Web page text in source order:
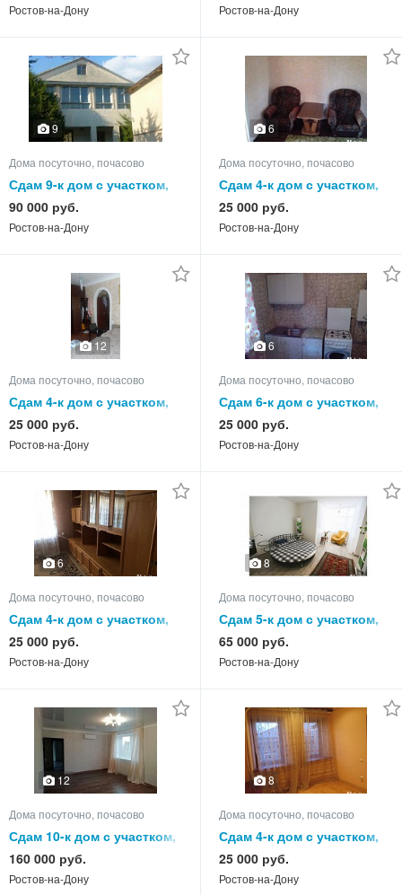
Ростов-на-Дону Ростов-на-Дону
9
Дома посуточно, почасово
Сдам 9-к дом с участком,
220.0 кв.м, этажей 2
90 000 руб.
Ростов-на-Дону
6
Дома посуточно, почасово
Сдам 4-к дом с участком,
75.0 кв.м, этажей 1
25 000 руб.
Ростов-на-Дону
12
Дома посуточно, почасово
Сдам 4-к дом с участком,
55.0 кв.м, этажей 1
25 000 руб.
Ростов-на-Дону
6
Дома посуточно, почасово
Сдам 6-к дом с участком,
75.0 кв.м, этажей 1
25 000 руб.
Ростов-на-Дону
6
Дома посуточно, почасово
Сдам 4-к дом с участком,
60.0 кв.м, этажей 1
25 000 руб.
Ростов-на-Дону
8
Дома посуточно, почасово
Сдам 5-к дом с участком,
178.0 кв.м, этажей 3
65 000 руб.
Ростов-на-Дону
12
Дома посуточно, почасово
Сдам 10-к дом с участком,
260.0 кв.м, этажей 3
160 000 руб.
Ростов-на-Дону
8
Дома посуточно, почасово
Сдам 4-к дом с участком,
110.0 кв.м, этажей 1
25 000 руб.
Ростов-на-Дону